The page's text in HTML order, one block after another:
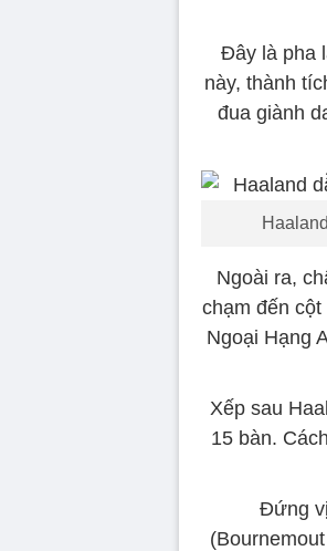
Đây là pha
này, thành
đua giành
Ngoài ra,
chạm đến
Ngoại Hạng
Xếp sau
15 bàn.
Đứng